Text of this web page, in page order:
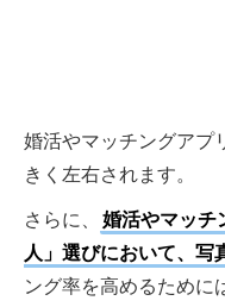
婚活やマッチングアプ
きく左右されます。
さらに、
婚活やマッチ
人」選びにおいて、写
ング率を高めるために